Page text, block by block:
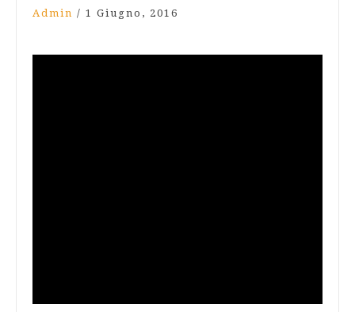
Admin / 1 Giugno, 2016